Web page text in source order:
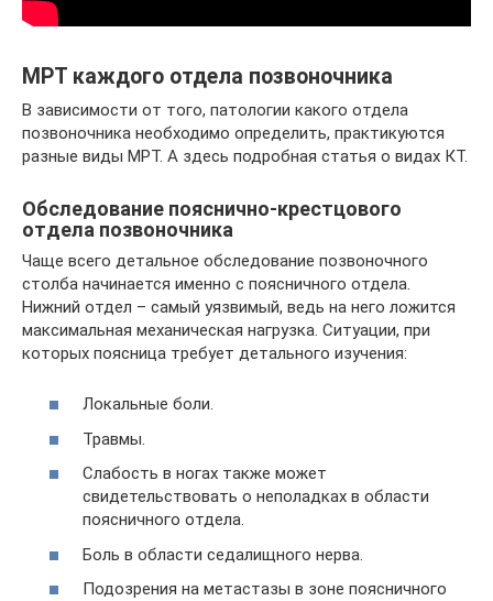
МРТ каждого отдела позвоночника
В зависимости от того, патологии какого отдела
позвоночника необходимо определить, практикуются
разные виды МРТ. А здесь подробная статья о видах КТ.
Обследование пояснично-крестцового
отдела позвоночника
Чаще всего детальное обследование позвоночного
столба начинается именно с поясничного отдела.
Нижний отдел – самый уязвимый, ведь на него ложится
максимальная механическая нагрузка. Ситуации, при
которых поясница требует детального изучения:
Локальные боли.
Травмы.
Слабость в ногах также может
свидетельствовать о неполадках в области
поясничного отдела.
Боль в области седалищного нерва.
Подозрения на метастазы в зоне поясничного